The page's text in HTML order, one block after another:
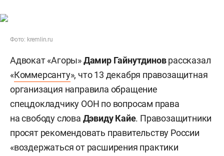
Фото: kremlin.ru
Адвокат «Агоры»Дамир Гайнутдиноврассказал
«Коммерсанту», что 13 декабря правозащитная
организация направила обращение
спецдокладчику ООН по вопросам права
на свободу слова Дэвиду Кайе. Правозащитники
просят рекомендовать правительству России
«воздержаться от расширения практики